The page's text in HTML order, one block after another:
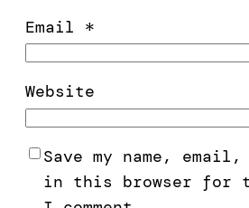
Email *
Website
Save my name,
in this browser for